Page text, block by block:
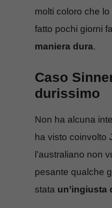
molti coloro che
fatto pochi giorni
maniera dura.
Caso
durissimo
Non ha alcuna
ha visto coinvolto
l’australiano non
pesante qualche
stata un’ingiusta